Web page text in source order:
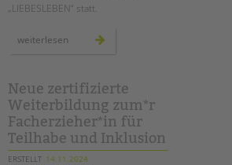
„LIEBESLEBEN“ statt.
weiterlesen pestalozzi-
sexuelle
gesundheit
und
aufklärung
Neue zertifizierte
Weiterbildung zum*r
Facherzieher*in für
Teilhabe und Inklusion
ERSTELLT 14.11.2024